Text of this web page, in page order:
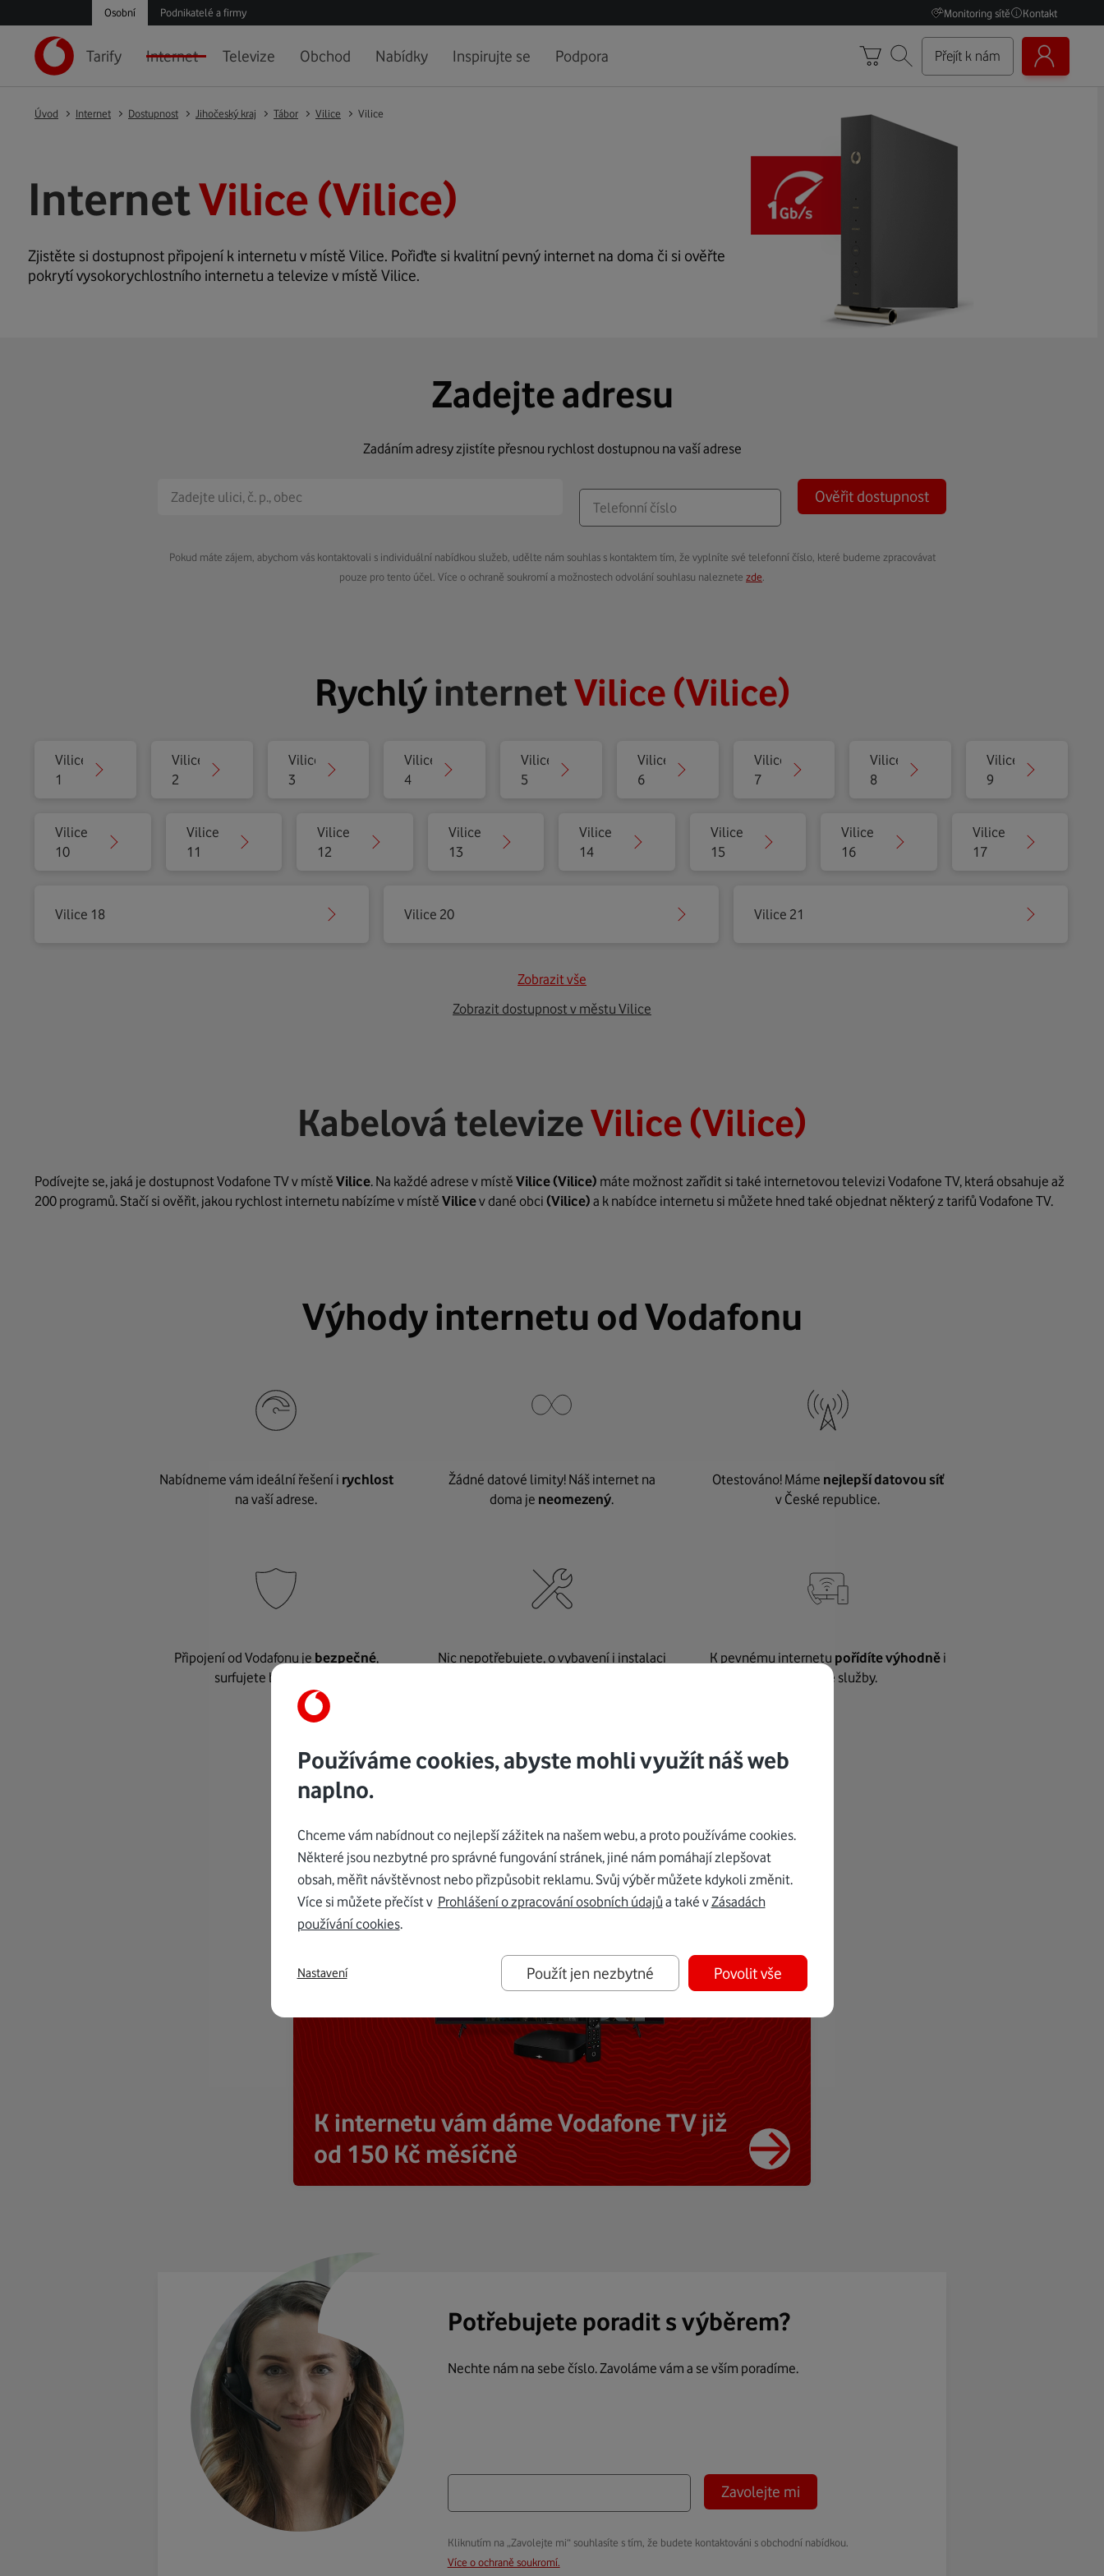
Osobní Podnikatelé a firmy Monitoring sítě Kontakt
Tarify Internet Televize Obchod Nabídky Inspirujte se Podpora Přejít k nám
Úvod Internet Dostupnost Jihočeský kraj Tábor Vilice Vilice
InternetVilice (Vilice)
Zjistěte si dostupnost připojení k internetu v místě Vilice. Pořiďte si kvalitní pevný internet na doma či si ověřte
pokrytí vysokorychlostního internetu a televize v místě Vilice.
Zadejte adresu
Zadáním adresy zjistíte přesnou rychlost dostupnou na vaší adrese
Ověřit dostupnost
Pokud máte zájem, abychom vás kontaktovali s individuální nabídkou služeb, udělte nám souhlas s kontaktem tím, že vyplníte své telefonní číslo, které budeme zpracovávat
pouze pro tento účel. Více o ochraně soukromí a možnostech odvolání souhlasu naleznete zde
RychlýinternetVilice (Vilice)
Vilice
1
Vilice
2
Vilice
3
Vilice
4
Vilice
5
Vilice
6
Vilice
7
Vilice
8
Vilice
9
Vilice
10
Vilice
11
Vilice
12
Vilice
13
Vilice
14
Vilice
15
Vilice
16
Vilice
17
Vilice 18 Vilice 20 Vilice 21
Zobrazit vše
Zobrazit dostupnost v městu Vilice
Kabelová televizeVilice (Vilice)
Podívejte se, jaká je dostupnost Vodafone TV v místě Vilice. Na každé adrese v místě Vilice(Vilice) máte možnost zařídit si také internetovou televizi Vodafone TV, která obsahuje až
200 programů. Stačí si ověřit, jakou rychlost internetu nabízíme v místě Vilicev dané obci (Vilice) a k nabídce internetu si můžete hned také objednat některý z tarifů Vodafone TV.
Výhody internetu od Vodafonu
Nabídneme vám ideální řešení i rychlost
na vaší adrese.
Žádné datové limity! Náš internet na
doma je neomezený.
Otestováno! Máme nejlepší datovou síť
v České republice.
Připojení od Vodafonu je bezpečné,
surfujete bez starostí.
Nic nepotřebujete, o vybavení i instalaci
K pevnému internetu pořídíte výhodněi
další naše služby.
Mohlo by vás zajímat
K internetu vám dáme Vodafone TV již
od 150 Kč měsíčně
Potřebujete poradit s výběrem?
Nechte nám na sebe číslo. Zavoláme vám a se vším poradíme.
Zavolejte mi
Kliknutím na „Zavolejte mi“ souhlasíte s tím, že budete kontaktováni s obchodní nabídkou.
Více o ochraně soukromí.
Používáme cookies, abyste mohli využít náš web
naplno.
Chceme vám nabídnout co nejlepší zážitek na našem webu, a proto používáme cookies.
Některé jsou nezbytné pro správné fungování stránek, jiné nám pomáhají zlepšovat
obsah, měřit návštěvnost nebo přizpůsobit reklamu. Svůj výběr můžete kdykoli změnit.
Více si můžete přečíst v Prohlášení o zpracování osobních údajů a také vZásadách
používání cookies.
Použít jen nezbytné Povolit vše
Nastavení